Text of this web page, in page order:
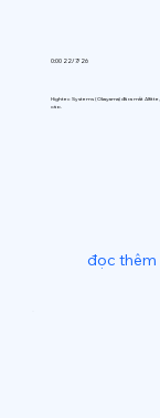
0:00 22/7/26
Hightec Systems (Okayama) đã ra mắt
cáo.
đọc thêm